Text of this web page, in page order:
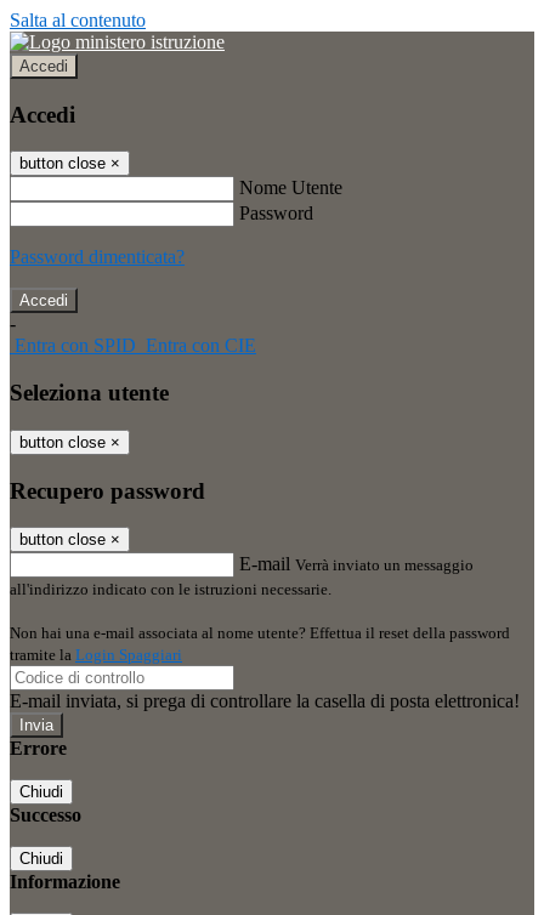
Salta al contenuto
Accedi
Accedi
button close ×
Nome Utente
Password
Password dimenticata?
-
Entra con SPID Entra con CIE
Seleziona utente
button close ×
Recupero password
button close ×
E-mail Verrà inviato un messaggio
all'indirizzo indicato con le istruzioni necessarie.
Non hai una e-mail associata al nome utente? Effettua il reset della password
tramite la Login Spaggiari
E-mail inviata, si prega di controllare la casella di posta elettronica!
Errore
Chiudi
Successo
Chiudi
Informazione